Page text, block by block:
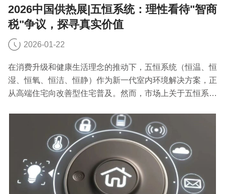
2026中国供热展|五恒系统：理性看待"智商
税"争议，探寻真实价值
2026-01-22
在消费升级和健康生活理念的推动下，五恒系统（恒温、恒
湿、恒氧、恒洁、恒静）作为新一代室内环境解决方案，正
从高端住宅向改善型住宅普及。然而，市场上关于五恒系统
实价值。下面就跟2026中国供热展小编一起了解下吧。